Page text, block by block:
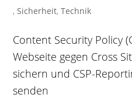
, Sicherheit,Technik
Content Security Policy
Webseite gegen Cross
sichern und CSP-
senden